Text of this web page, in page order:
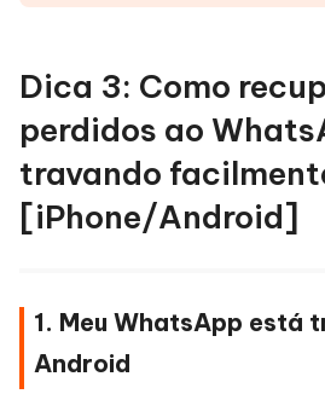
Dica 3: Como
perdidos ao
travando
[iPhone/Android]
1. Meu WhatsApp está
Android